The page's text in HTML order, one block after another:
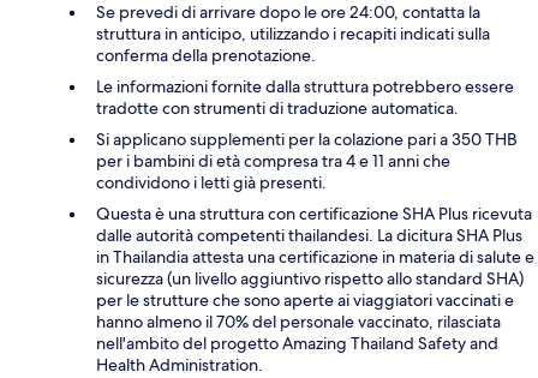
Se prevedi di arrivare dopo le ore 24:00, contatta la
struttura in anticipo, utilizzando i recapiti indicati sulla
conferma della prenotazione.
Le informazioni fornite dalla struttura potrebbero essere
tradotte con strumenti di traduzione automatica.
Si applicano supplementi per la colazione pari a 350 THB
per i bambini di età compresa tra 4 e 11 anni che
condividono i letti già presenti.
Questa è una struttura con certificazione SHA Plus ricevuta
dalle autorità competenti thailandesi. La dicitura SHA Plus
in Thailandia attesta una certificazione in materia di salute e
sicurezza (un livello aggiuntivo rispetto allo standard SHA)
per le strutture che sono aperte ai viaggiatori vaccinati e
hanno almeno il 70% del personale vaccinato, rilasciata
nell'ambito del progetto Amazing Thailand Safety and
Health Administration.